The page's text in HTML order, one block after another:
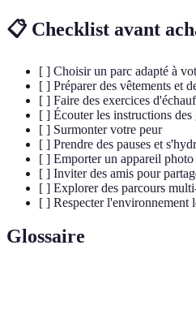
📋 Checklist avant
[ ] Choisir un parc adapté à
[ ] Préparer des vêtements et
[ ] Faire des exercices
[ ] Écouter les instructions des
[ ] Surmonter votre peur
[ ] Prendre des pauses et
[ ] Emporter un appareil photo
[ ] Inviter des amis pour
[ ] Explorer des parcours
[ ] Respecter l'environnement
Glossaire